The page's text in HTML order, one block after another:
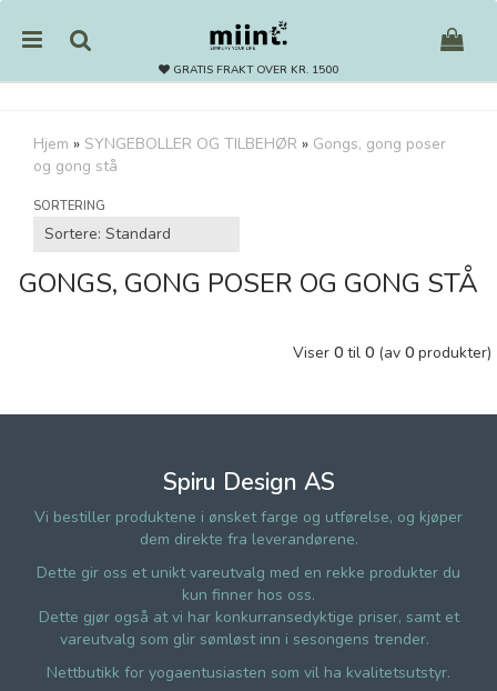
GRATIS FRAKT OVER KR. 1500
Hjem » SYNGEBOLLER OG TILBEHØR » Gongs, gong poser
og gong stå
SORTERING
GONGS, GONG POSER OG GONG STÅ
Viser 0 til 0 (av 0 produkter)
Spiru Design AS
Vi bestiller produktene i ønsket farge og utførelse, og kjøper
dem direkte fra leverandørene.
Dette gir oss et unikt vareutvalg med en rekke produkter du
kun finner hos oss.
Dette gjør også at vi har konkurransedyktige priser, samt et
vareutvalg som glir sømløst inn i sesongens trender.
Nettbutikk for yogaentusiasten som vil ha kvalitetsutstyr.